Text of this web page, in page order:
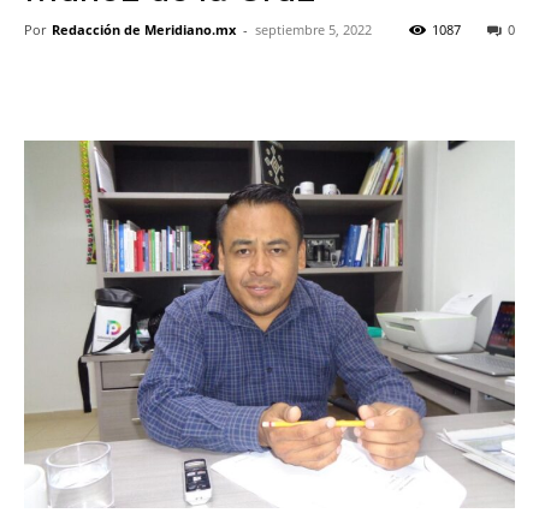
Por Redacción de Meridiano.mx - septiembre 5, 2022 0
1087